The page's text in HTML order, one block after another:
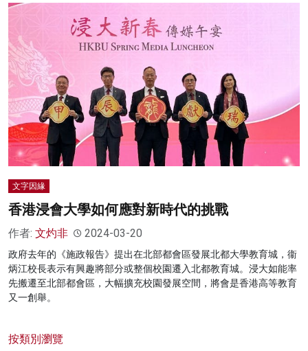
文字因緣
香港浸會大學如何應對新時代的挑戰
作者: 文灼非 2024-03-20
政府去年的《施政報告》提出在北部都會區發展北都大學教育城，衞
炳江校長表示有興趣將部分或整個校園遷入北都教育城。浸大如能率
先搬遷至北部都會區，大幅擴充校園發展空間，將會是香港高等教育
又一創舉。
按類別瀏覽